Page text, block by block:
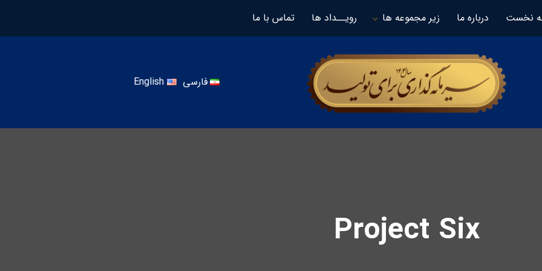
نخست درباره ما زیر مجموعه ها رویــداد ها تماس با ما
فارسی English
Project Six